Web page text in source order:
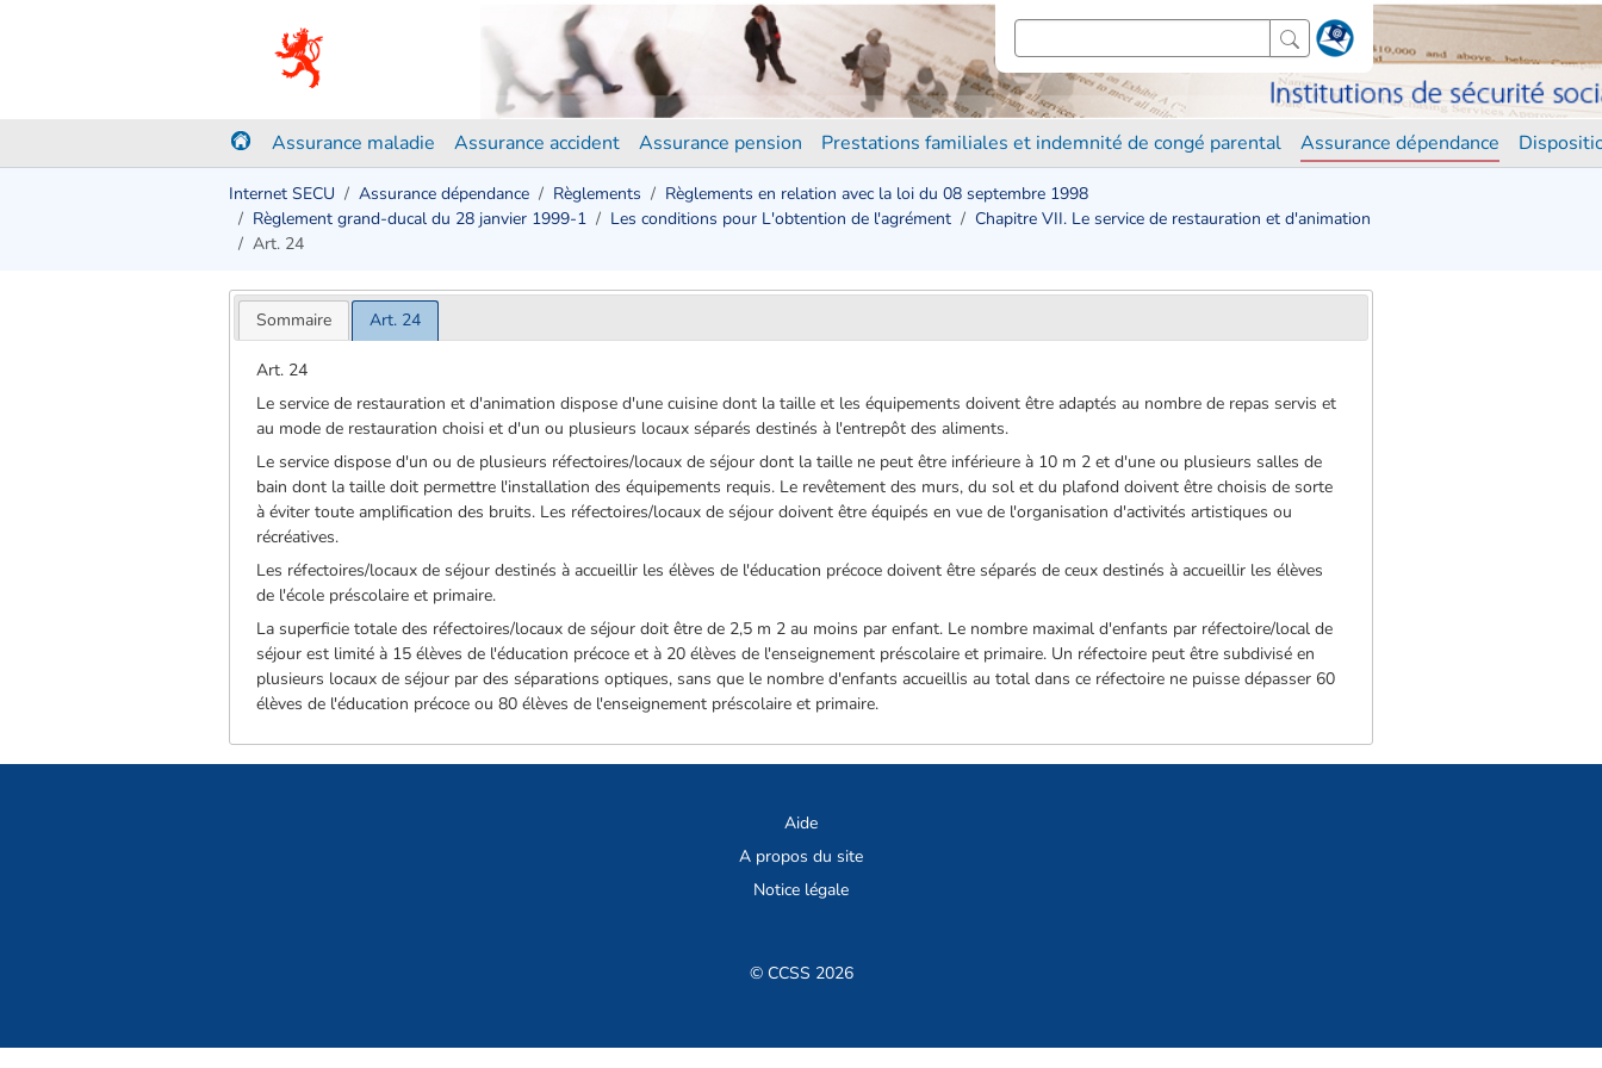
Assurance maladie Assurance accident Assurance pension Prestations familiales et indemnité de congé parental Assurance dépendance
Internet SECU Assurance dépendance Règlements
Règlements en relation avec la loi du 08 septembre 1998
Règlement grand-ducal du 28 janvier 1999-1
Les conditions pour L'obtention de l'agrément
Chapitre VII. Le service de restauration et d'animation
Art. 24
Sommaire Art. 24
Art. 24
Le service de restauration et d'animation dispose d'une cuisine dont la taille et les équipements doivent être adaptés au nombre de repas servis et
au mode de restauration choisi et d'un ou plusieurs locaux séparés destinés à l'entrepôt des aliments.
Le service dispose d'un ou de plusieurs réfectoires/locaux de séjour dont la taille ne peut être inférieure à 10 m 2 et d'une ou plusieurs salles de
bain dont la taille doit permettre l'installation des équipements requis. Le revêtement des murs, du sol et du plafond doivent être choisis de sorte
à éviter toute amplification des bruits. Les réfectoires/locaux de séjour doivent être équipés en vue de l'organisation d'activités artistiques ou
récréatives.
Les réfectoires/locaux de séjour destinés à accueillir les élèves de l'éducation précoce doivent être séparés de ceux destinés à accueillir les élèves
de l'école préscolaire et primaire.
La superficie totale des réfectoires/locaux de séjour doit être de 2,5 m 2 au moins par enfant. Le nombre maximal d'enfants par réfectoire/local de
séjour est limité à 15 élèves de l'éducation précoce et à 20 élèves de l'enseignement préscolaire et primaire. Un réfectoire peut être subdivisé en
plusieurs locaux de séjour par des séparations optiques, sans que le nombre d'enfants accueillis au total dans ce réfectoire ne puisse dépasser 60
élèves de l'éducation précoce ou 80 élèves de l'enseignement préscolaire et primaire.
Aide
A propos du site
Notice légale
© CCSS 2026